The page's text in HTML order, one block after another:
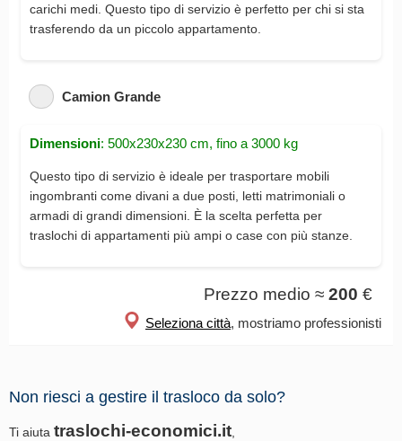
carichi medi. Questo tipo di servizio è perfetto per chi si sta
trasferendo da un piccolo appartamento.
Camion Grande
Dimensioni: 500x230x230 cm, fino a 3000 kg
Questo tipo di servizio è ideale per trasportare mobili
ingombranti come divani a due posti, letti matrimoniali o
armadi di grandi dimensioni. È la scelta perfetta per
traslochi di appartamenti più ampi o case con più stanze.
Prezzo medio ≈ 200 €
Seleziona città, mostriamo professionisti
Non riesci a gestire il trasloco da solo?
Ti aiuta traslochi-economici.it